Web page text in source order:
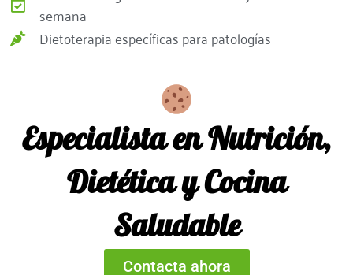
semana
Dietoterapia específicas para patologías
Especialista en Nutrición,
Dietética y Cocina
Saludable
Contacta ahora